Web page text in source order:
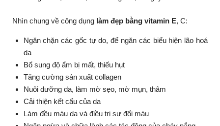
Nhìn chung về công dụng làm đẹp bằng vitamin E, C:
Ngăn chặn các gốc tự do, để ngăn các biểu hiện lão hoá
da
Bổ sung độ ẩm bị mất, thiếu hụt
Tăng cường sản xuất collagen
Nuôi dưỡng da, làm mờ sẹo, mờ mụn, thâm
Cải thiện kết cấu của da
Làm đều màu da và điều trị sự đổi màu